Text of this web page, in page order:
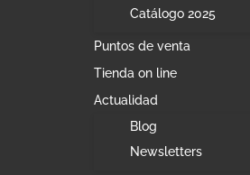
Catálogo 2025
Puntos de venta
Tienda on line
Actualidad
Blog
Newsletters